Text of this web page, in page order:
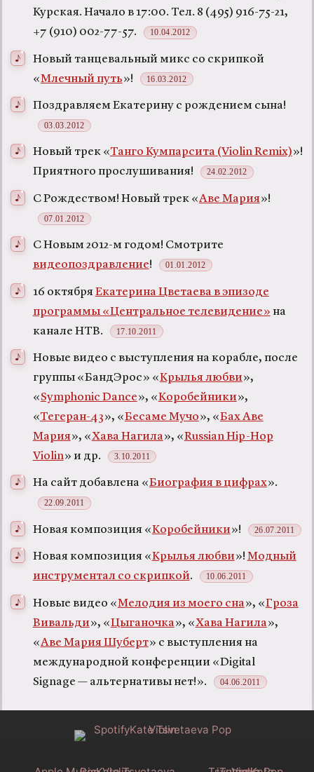
Курская. Начало в 17:00. Тел. 8 (495) 916-75-21,
+7 (910) 002-77-57.
10.04.2012
Новый танцевальный микс со скрипкой
«Млечный путь»! 16.03.2012
Поздравляем Екатерину с рождением сына!
03.03.2012
Новый трек «Танго Кумпарсита (Violin Remix)»!
Приятного прослушивания!
24.02.2012
С Рождеством! Новый трек «Аве Мария»!
07.01.2012
С Новым 2012-м годом! Смотрите
видеопоздравление! 01.01.2012
16 октября Екатерина Цветаева в эпизоде
программы «Центральное телевидение» на
канале НТВ.
17.10.2011
Новые видео с выступления на корабле, после
группы «БандЭрос» «Крылья любви»,
«Symphonic Dance», «Коробейники»,
«Тегеран-43», «Бесаме Мучо», «Бах Аве
Мария», «Хава Нагила», «Russian Hip-Hop
Violin» и др. 3.10.2011
На сайт добавлена «Биография в цифрах».
22.09.2011
Новая композиция «Коробейники»! 26.07.2011
Новая композиция «Крылья любви»! Модный
инструментал со скрипкой. 10.06.2011
Новые видео «Мелодия из моего сна», «Гроза
Вивальди», «Цыганочка», «Хава Нагила»,
«Аве Мария Шуберт» с выступления на
международной конференции «Digital
Signage — альтернативы нет!».
04.06.2011